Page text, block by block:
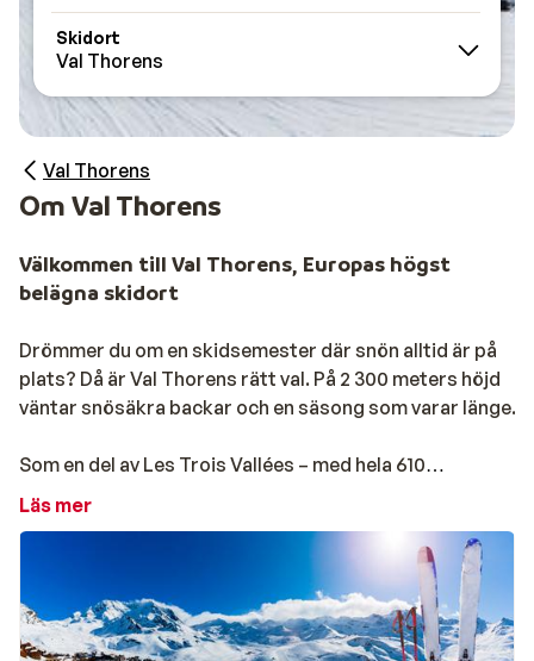
Skidort
Val Thorens
Val Thorens
Om Val Thorens
Välkommen till Val Thorens, Europas högst
belägna skidort
Drömmer du om en skidsemester där snön alltid är på
plats? Då är Val Thorens rätt val. På 2 300 meters höjd
väntar snösäkra backar och en säsong som varar länge.
Som en del av Les Trois Vallées – med hela 610
kilometer pist – får du oändliga valmöjligheter. Vill du
enkelt grannbyarna Les Menuires, Méribel och
Courchevel. Perfekt för både nybörjare och erfarna
åkare som vill variera sina dagar i backen.
Läs mer